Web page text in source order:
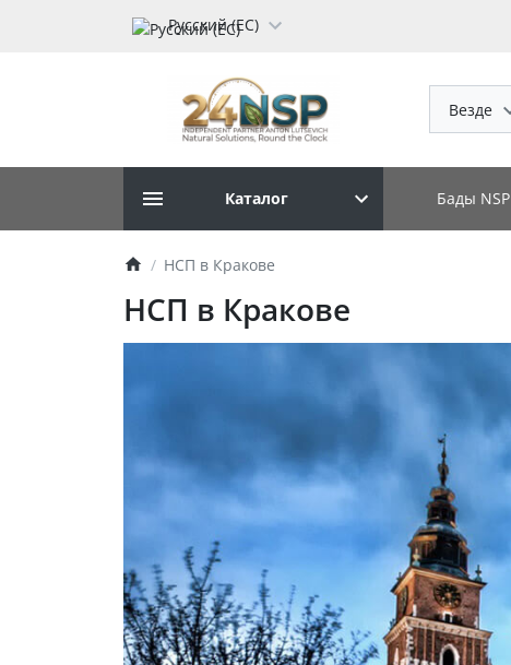
Русский (ЕС)
Везде
Каталог Бады NSP
НСП в Кракове
НСП в Кракове